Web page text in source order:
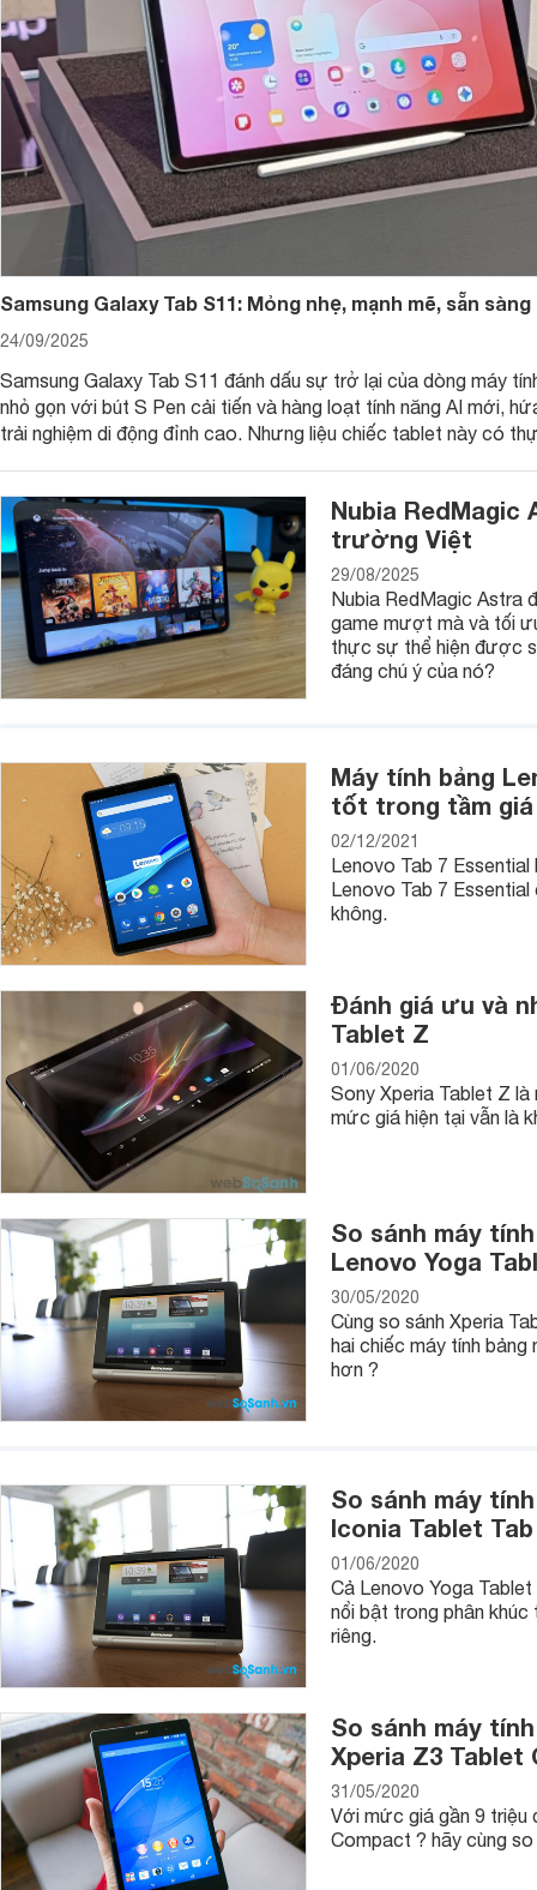
Khuyến cáo rằng sau khi mua máy tính bảng, phụ kiện đầu
khác nhau có các chức năng khác nhau. Một số tấm dán
Để chống rơi rớt và dễ cầm nắm, phụ kiện thứ hai cần mua
Nắp bảo vệ có chức năng bảo vệ máy tính bảng, máy tính
Nếu ốp bảo vệ quá dày thì dù bạn mua máy tính bảng siêu
hưởng đến hình thức cũng như quá trình sử dụng.
Samsung Galaxy Tab S11: Mỏng nhẹ, mạnh mẽ, sẵn
24/09/2025
Samsung Galaxy Tab S11 đánh dấu sự trở lại của dòng máy
nhỏ gọn với bút S Pen cải tiến và hàng loạt tính năng AI mới,
trải nghiệm di động đỉnh cao. Nhưng liệu chiếc tablet này có
Nubia RedMagic
trường Việt
29/08/2025
Nubia RedMagic Astra
game mượt mà và tối
thực sự thể hiện được
đáng chú ý của nó?
Máy tính bảng
tốt trong tầm giá
02/12/2021
Lenovo Tab 7
Lenovo Tab 7
không.
Đánh giá ưu và
Tablet Z
01/06/2020
Sony Xperia Tablet Z là
mức giá hiện tại vẫn là
So sánh máy
Lenovo Yoga
30/05/2020
Cùng so sánh Xperia
hai chiếc máy tính
hơn ?
So sánh máy
Iconia Tablet
01/06/2020
Cả Lenovo Yoga
nổi bật trong phân
riêng.
So sánh máy
Xperia Z3 Tablet
31/05/2020
Với mức giá gần 9 triệu
Compact ? hãy cùng so